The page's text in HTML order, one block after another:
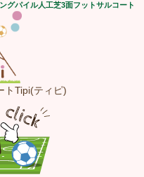
グパイル人工芝3面フットサルコート
トTipi(ティピ)